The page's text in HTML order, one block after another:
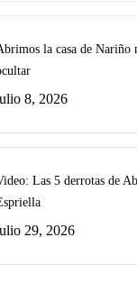
la casa de Nariño
8, 2026
Las 5 derrotas de
29, 2026